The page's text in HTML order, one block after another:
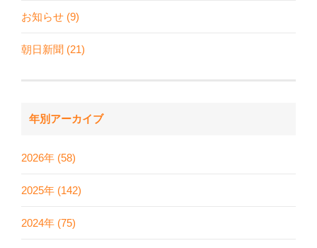
お知らせ (9)
朝日新聞 (21)
年別アーカイブ
2026年 (58)
2025年 (142)
2024年 (75)